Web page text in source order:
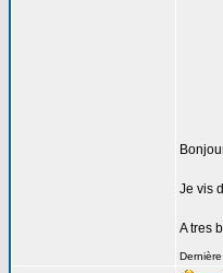
Je vis
A tres